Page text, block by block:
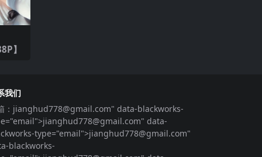
】
我们
： jianghud778@gmail.com" data-blackworks-
jianghud778@gmail.com" data-
type="email">jianghud778@gmail.com"
blackworks-